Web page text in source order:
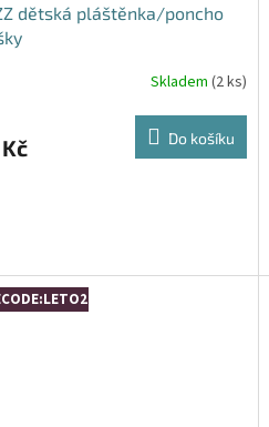
dětská pláštěnka/poncho
Skladem (2 ks)
Do košíku